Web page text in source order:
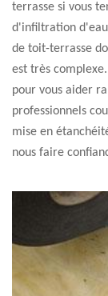
terrasse si vous
d'infiltration
de toit-terrasse
est très
pour vous aider
professionnels
mise en
nous faire